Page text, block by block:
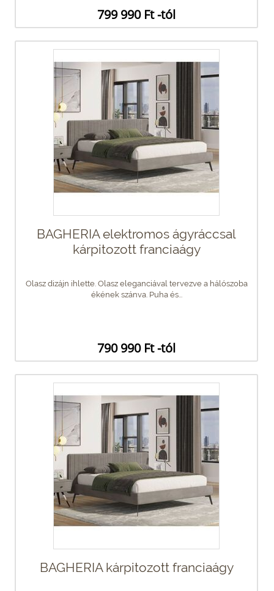
799 990 Ft -tól
BAGHERIA elektromos ágyráccsal
kárpitozott franciaágy
Olasz dizájn ihlette. Olasz eleganciával tervezve a hálószoba
ékének szánva. Puha és...
790 990 Ft -tól
BAGHERIA kárpitozott franciaágy